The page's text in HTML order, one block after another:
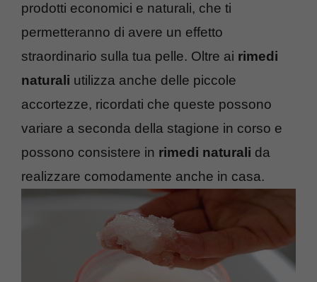
prodotti economici e naturali, che ti
permetteranno di avere un effetto
straordinario sulla tua pelle. Oltre ai rimedi
naturali utilizza anche delle piccole
accortezze, ricordati che queste possono
variare a seconda della stagione in corso e
possono consistere in rimedi naturali da
realizzare comodamente anche in casa.